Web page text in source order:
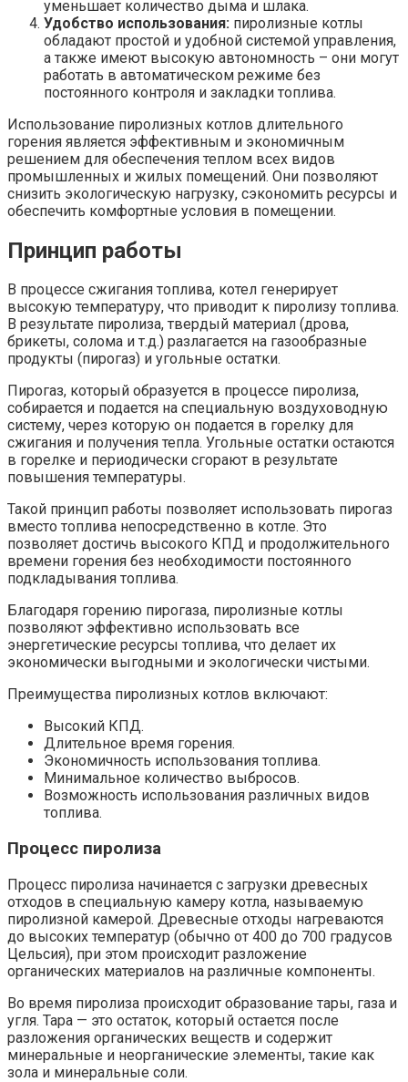
уменьшает количество дыма и шлака.
Удобство использования: пиролизные котлы
обладают простой и удобной системой управления,
а также имеют высокую автономность – они могут
работать в автоматическом режиме без
постоянного контроля и закладки топлива.
Использование пиролизных котлов длительного
горения является эффективным и экономичным
решением для обеспечения теплом всех видов
промышленных и жилых помещений. Они позволяют
снизить экологическую нагрузку, сэкономить ресурсы и
обеспечить комфортные условия в помещении.
Принцип работы
В процессе сжигания топлива, котел генерирует
высокую температуру, что приводит к пиролизу топлива.
В результате пиролиза, твердый материал (дрова,
брикеты, солома и т.д.) разлагается на газообразные
продукты (пирогаз) и угольные остатки.
Пирогаз, который образуется в процессе пиролиза,
собирается и подается на специальную воздуховодную
систему, через которую он подается в горелку для
сжигания и получения тепла. Угольные остатки остаются
в горелке и периодически сгорают в результате
повышения температуры.
Такой принцип работы позволяет использовать пирогаз
вместо топлива непосредственно в котле. Это
позволяет достичь высокого КПД и продолжительного
времени горения без необходимости постоянного
подкладывания топлива.
Благодаря горению пирогаза, пиролизные котлы
позволяют эффективно использовать все
энергетические ресурсы топлива, что делает их
экономически выгодными и экологически чистыми.
Преимущества пиролизных котлов включают:
Высокий КПД.
Длительное время горения.
Экономичность использования топлива.
Минимальное количество выбросов.
Возможность использования различных видов
топлива.
Процесс пиролиза
Процесс пиролиза начинается с загрузки древесных
отходов в специальную камеру котла, называемую
пиролизной камерой. Древесные отходы нагреваются
до высоких температур (обычно от 400 до 700 градусов
Цельсия), при этом происходит разложение
органических материалов на различные компоненты.
Во время пиролиза происходит образование тары, газа и
угля. Тара — это остаток, который остается после
разложения органических веществ и содержит
минеральные и неорганические элементы, такие как
зола и минеральные соли.